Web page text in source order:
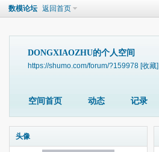
数模论坛 返回首页
DONGXIAOZHU的个人空间
https://shumo.com/forum/?159978 [收藏]
空间首页 动态 记录
头像